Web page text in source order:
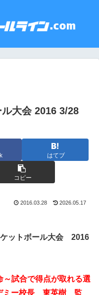
大会 2016 3/28
はてブ
コピー
2016.03.28 2026.05.17
ットボール大会 2016
試合で得点が取れる選
ミー校長 東英樹 監